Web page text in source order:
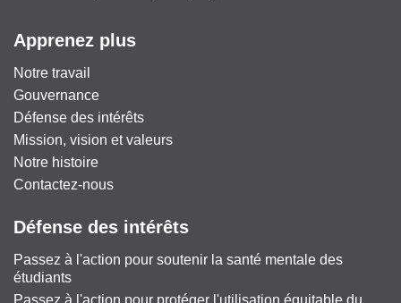
Apprenez plus
Notre travail
Gouvernance
Défense des intérêts
Mission, vision et valeurs
Notre histoire
Contactez-nous
Défense des intérêts
Passez à l'action pour soutenir la santé mentale des
étudiants
Passez à l'action pour protéger l'utilisation équitable du